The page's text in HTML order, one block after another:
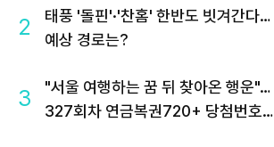
2
태풍 '돌핀'·'찬홈' 한반도 빗겨간다…
예상 경로는?
3
"서울 여행하는 꿈 뒤 찾아온 행운"…
327회차 연금복권720+ 당첨번호조